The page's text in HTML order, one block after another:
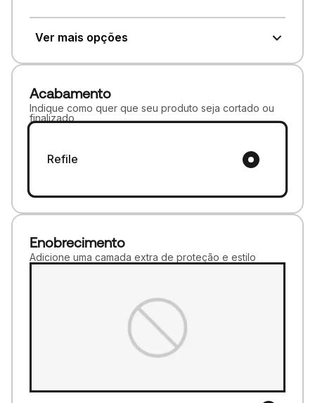
Ver mais opções
Acabamento
Indique como quer que seu produto seja cortado ou
finalizado
Refile
Enobrecimento
Adicione uma camada extra de proteção e estilo